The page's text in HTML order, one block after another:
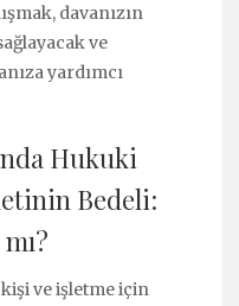
davanızın
ve
yardımcı
Hukuki
Bedeli:
ve işletme için